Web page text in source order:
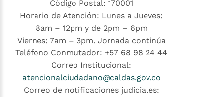
Código Postal: 170001
Horario de Atención: Lunes a Jueves:
8am – 12pm y de 2pm – 6pm
Viernes: 7am – 3pm. Jornada continúa
Teléfono Conmutador: +57 68 98 24 44
Correo Institucional:
atencionalciudadano@caldas.gov.co
Correo de notificaciones judiciales: